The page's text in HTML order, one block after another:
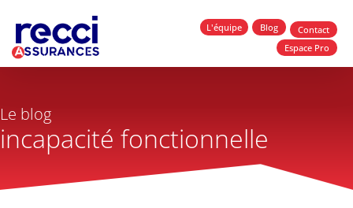
L'équipe Blog
Contact
Espace Pro
Le blog
incapacité fonctionnelle